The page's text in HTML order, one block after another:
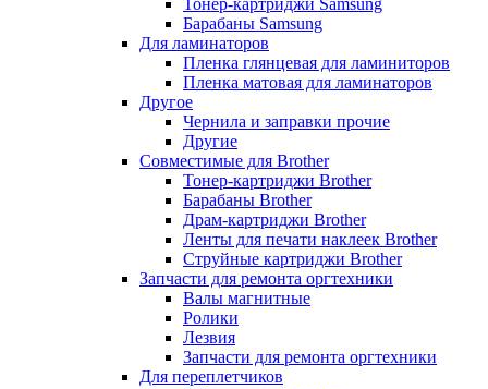
Тонер-картриджи Samsung
Барабаны Samsung
Для ламинаторов
Пленка глянцевая для ламиниторов
Пленка матовая для ламинаторов
Другое
Чернила и заправки прочие
Другие
Совместимые для Brother
Тонер-картриджи Brother
Барабаны Brother
Драм-картриджи Brother
Ленты для печати наклеек Brother
Струйные картриджи Brother
Запчасти для ремонта оргтехники
Валы магнитные
Ролики
Лезвия
Запчасти для ремонта оргтехники
Для переплетчиков